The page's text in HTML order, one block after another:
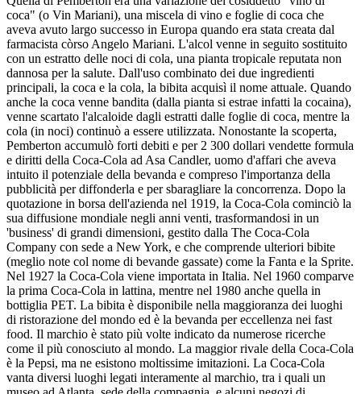
coca" (o Vin Mariani), una miscela di vino e foglie di coca che
aveva avuto largo successo in Europa quando era stata creata dal
farmacista còrso Angelo Mariani. L'alcol venne in seguito sostituito
con un estratto delle noci di cola, una pianta tropicale reputata non
dannosa per la salute. Dall'uso combinato dei due ingredienti
principali, la coca e la cola, la bibita acquisì il nome attuale. Quando
anche la coca venne bandita (dalla pianta si estrae infatti la cocaina),
venne scartato l'alcaloide dagli estratti dalle foglie di coca, mentre la
cola (in noci) continuò a essere utilizzata. Nonostante la scoperta,
Pemberton accumulò forti debiti e per 2 300 dollari vendette formula
e diritti della Coca-Cola ad Asa Candler, uomo d'affari che aveva
intuito il potenziale della bevanda e compreso l'importanza della
pubblicità per diffonderla e per sbaragliare la concorrenza. Dopo la
quotazione in borsa dell'azienda nel 1919, la Coca-Cola cominciò la
sua diffusione mondiale negli anni venti, trasformandosi in un
'business' di grandi dimensioni, gestito dalla The Coca-Cola
Company con sede a New York, e che comprende ulteriori bibite
(meglio note col nome di bevande gassate) come la Fanta e la Sprite.
Nel 1927 la Coca-Cola viene importata in Italia. Nel 1960 comparve
la prima Coca-Cola in lattina, mentre nel 1980 anche quella in
bottiglia PET. La bibita è disponibile nella maggioranza dei luoghi
di ristorazione del mondo ed è la bevanda per eccellenza nei fast
food. Il marchio è stato più volte indicato da numerose ricerche
come il più conosciuto al mondo. La maggior rivale della Coca-Cola
è la Pepsi, ma ne esistono moltissime imitazioni. La Coca-Cola
vanta diversi luoghi legati interamente al marchio, tra i quali un